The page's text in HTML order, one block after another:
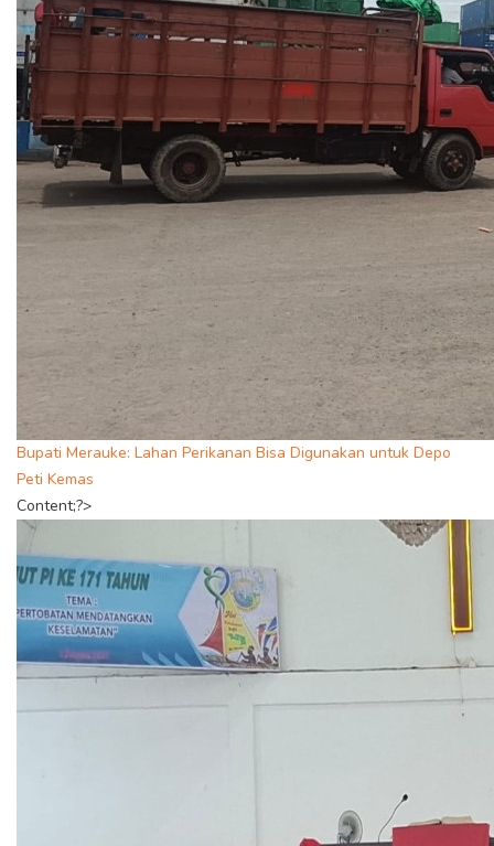
Bupati Merauke: Lahan Perikanan Bisa Digunakan untuk Depo
Peti Kemas
Content;?>